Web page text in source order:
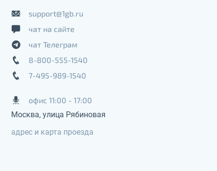
support@1gb.ru
чат на сайте
чат Телеграм
8-800-555-1540
7-495-989-1540
офис 11:00 - 17:00
Москва, улица Рябиновая
адрес и карта проезда